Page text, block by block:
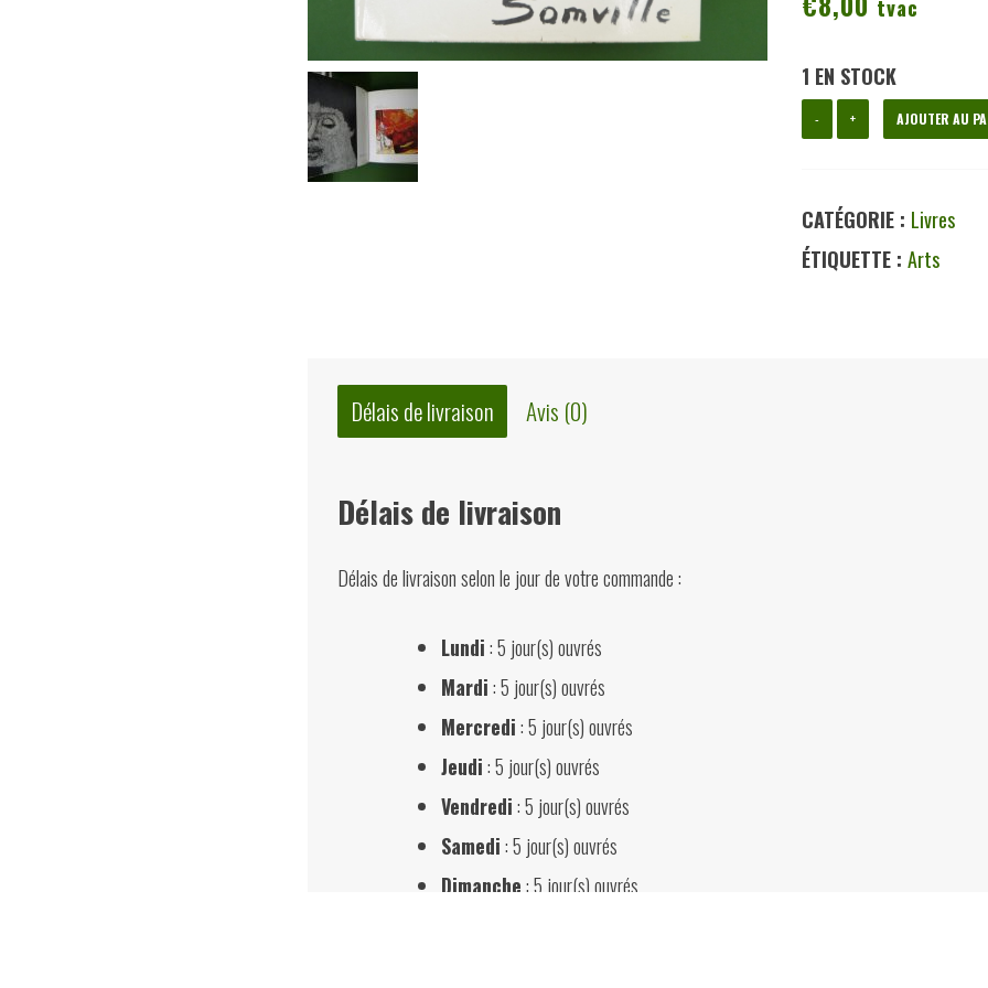
tvac
1 EN STOCK
-
quantité
Somville
et
+ AJOUTER AU
CATÉGORIE : Livres
ÉTIQUETTE :Arts
Délais de livraison Avis (0)
Délais de livraison
Délais de livraison selon le jour de votre commande :
Lundi: 5 jour(s) ouvrés
Mardi: 5 jour(s) ouvrés
Mercredi: 5 jour(s) ouvrés
Jeudi: 5 jour(s) ouvrés
Vendredi: 5 jour(s) ouvrés
Samedi: 5 jour(s) ouvrés
Dimanche: 5 jour(s) ouvrés